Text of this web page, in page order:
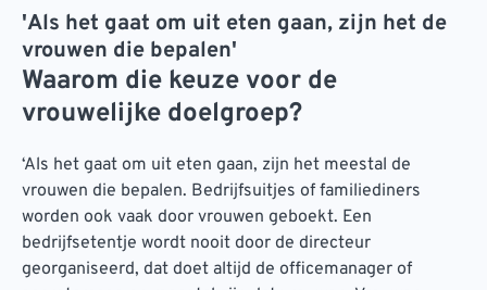
'Als het gaat om uit eten gaan, zijn het de
vrouwen die bepalen'
Waarom die keuze voor de
vrouwelijke doelgroep?
‘Als het gaat om uit eten gaan, zijn het meestal de
vrouwen die bepalen. Bedrijfsuitjes of familiediners
worden ook vaak door vrouwen geboekt. Een
bedrijfsetentje wordt nooit door de directeur
georganiseerd, dat doet altijd de officemanager of